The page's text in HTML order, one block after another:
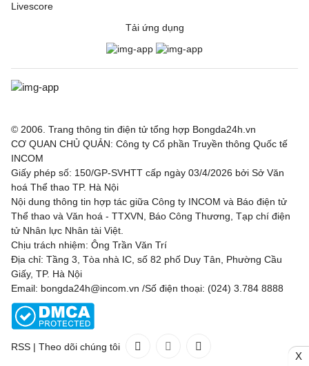
Livescore
Tải ứng dụng
© 2006. Trang thông tin điện tử tổng hợp Bongda24h.vn
CƠ QUAN CHỦ QUẢN: Công ty Cổ phần Truyền thông Quốc tế
INCOM
Giấy phép số: 150/GP-SVHTT cấp ngày 03/4/2026 bởi Sở Văn
hoá Thể thao TP. Hà Nội
Nội dung thông tin hợp tác giữa Công ty INCOM và Báo điện tử
Thể thao và Văn hoá - TTXVN, Báo Công Thương, Tạp chí điện
tử Nhân lực Nhân tài Việt.
Chịu trách nhiệm: Ông Trần Văn Trí
Địa chỉ: Tầng 3, Tòa nhà IC, số 82 phố Duy Tân, Phường Cầu
Giấy, TP. Hà Nội
Email: bongda24h@incom.vn /Số điện thoại: (024) 3.784 8888
RSS | Theo dõi chúng tôi
X